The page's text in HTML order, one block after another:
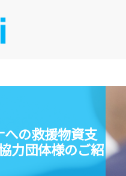
への救援物資支
力団体様のご紹